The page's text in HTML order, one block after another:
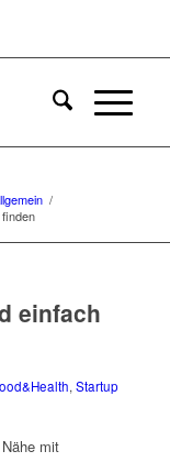
/
einfach
, Startup
mit